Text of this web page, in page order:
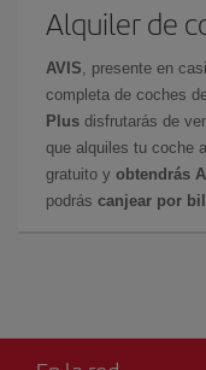
Alquiler de
AVIS , presente en
completa de coches
Plus disfrutarás de
que alquiles tu coche
gratuito y obtendrás
podrás canjear por